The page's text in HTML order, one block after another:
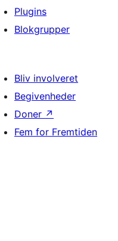
Plugins
Blokgrupper
Bliv involveret
Begivenheder
Doner ↗
Fem for Fremtiden